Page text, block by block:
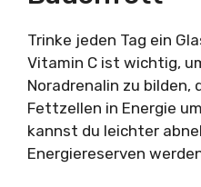
Trinke jeden Tag ein
Vitamin C ist wichtig,
Noradrenalin zu bilden,
Fettzellen in Energie
kannst du leichter
Energiereserven